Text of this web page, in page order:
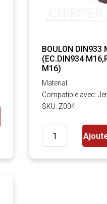
BOULON DIN933
(EC.DIN934
M16)
Material:
Compatible avec:
SKU: Z004